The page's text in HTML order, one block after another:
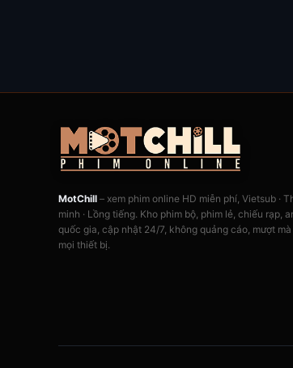
MotChill – xem phim online HD miễn phí, Vietsub ·
minh · Lồng tiếng. Kho phim bộ, phim lẻ, chiếu rạp,
quốc gia, cập nhật 24/7, không quảng cáo, mượt mà
mọi thiết bị.